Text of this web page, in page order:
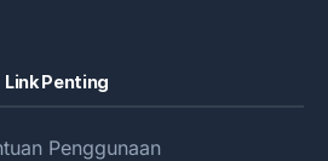
Link Penting
Penggunaan